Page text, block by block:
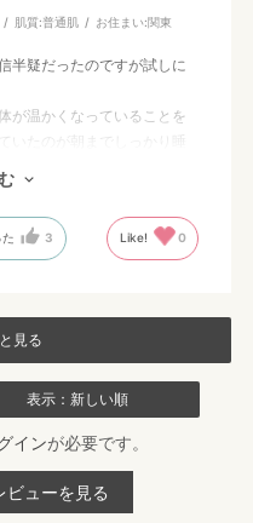
肌質:普通肌 お住まい:関東
半疑だったのですが試しに
が温かくなっていることを
いたのが朝までしっかり睡
3 Like! 0
見る
表示：新しい順
インが必要です。
ビューを見る